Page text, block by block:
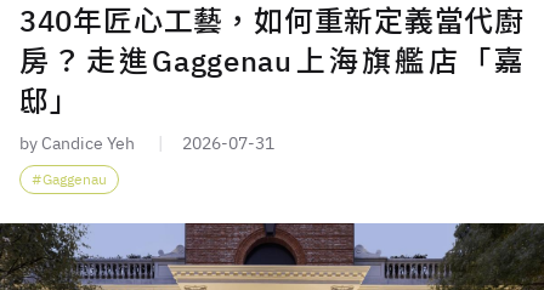
340年匠心工藝，如何重新定義當代廚
房？走進Gaggenau上海旗艦店「嘉
邸」
by Candice Yeh 2026-07-31
Gaggenau